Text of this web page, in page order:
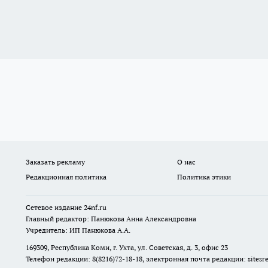
Заказать рекламу О нас
Редакционная политика
Политика этики
Сетевое издание 24nf.ru
Главный редактор: Панюкова Анна Александровна
Учредитель: ИП Панюкова А.А.
169309, Республика Коми, г. Ухта, ул. Советская, д. 3, офис 23
Телефон редакции: 8(8216)72-18-18, электронная почта редакции: